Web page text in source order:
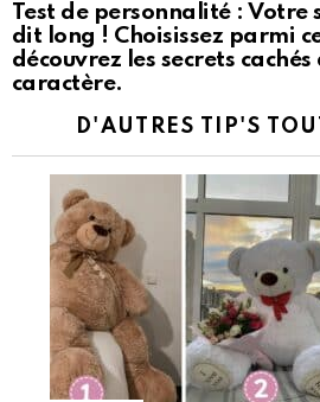
Test de personnalité : Votre
dit long ! Choisissez parmi
découvrez les secrets
caractère.
D'AUTRES TIP'S